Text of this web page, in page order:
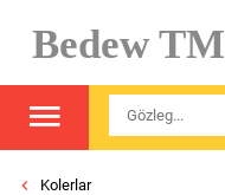
Bedew TM
Kolerlar